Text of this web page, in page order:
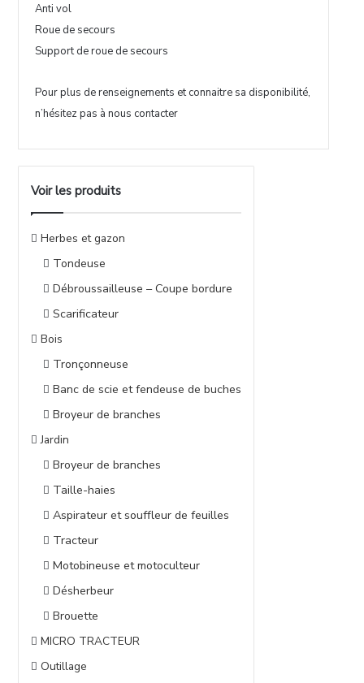
Anti vol
Roue de secours
Support de roue de secours
Pour plus de renseignements et connaitre sa disponibilité,
n’hésitez pas à nous contacter
Voir les produits
Herbes et gazon
Tondeuse
Débroussailleuse – Coupe bordure
Scarificateur
Bois
Tronçonneuse
Banc de scie et fendeuse de buches
Broyeur de branches
Jardin
Broyeur de branches
Taille-haies
Aspirateur et souffleur de feuilles
Tracteur
Motobineuse et motoculteur
Désherbeur
Brouette
MICRO TRACTEUR
Outillage